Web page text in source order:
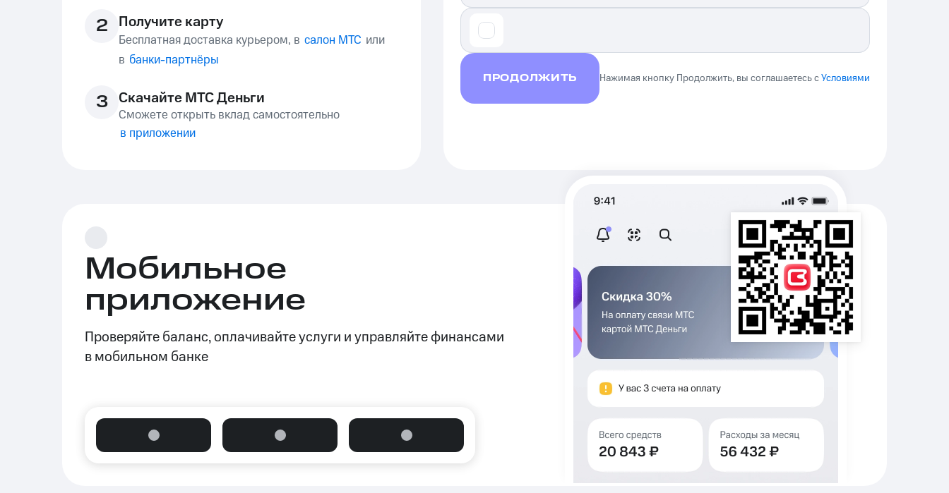
2 Получите карту
Бесплатная доставка курьером, в салон МТС или
в банки-партнёры
3 Скачайте МТС Деньги
Сможете открыть вклад самостоятельно
в приложении
ПРОДОЛЖИТЬ Нажимая кнопку Продолжить, вы соглашаетесь сУсловиями
Мобильное
приложение
Проверяйте баланс, оплачивайте услуги и управляйте финансами
в мобильном банке